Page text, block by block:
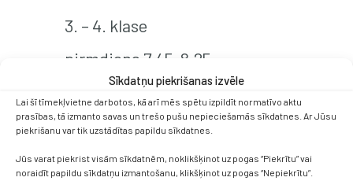
Sīkdatņu piekrišanas izvēle
Lai šī tīmekļvietne darbotos, kā arī mēs spētu izpildīt normatīvo aktu
prasības, tā izmanto savas un trešo pušu nepieciešamās sīkdatnes. Ar Jūsu
piekrišanu var tik uzstādītas papildu sīkdatnes.
Jūs varat piekrist visām sīkdatnēm, noklikšķinot uz pogas “Piekrītu” vai
noraidīt papildu sīkdatņu izmantošanu, klikšķinot uz pogas “Nepiekrītu”.
3. – 4. klase
pirmdiena 7.45-8.25
trešdiena 7.45-8.25
Valodiņas pasaulē